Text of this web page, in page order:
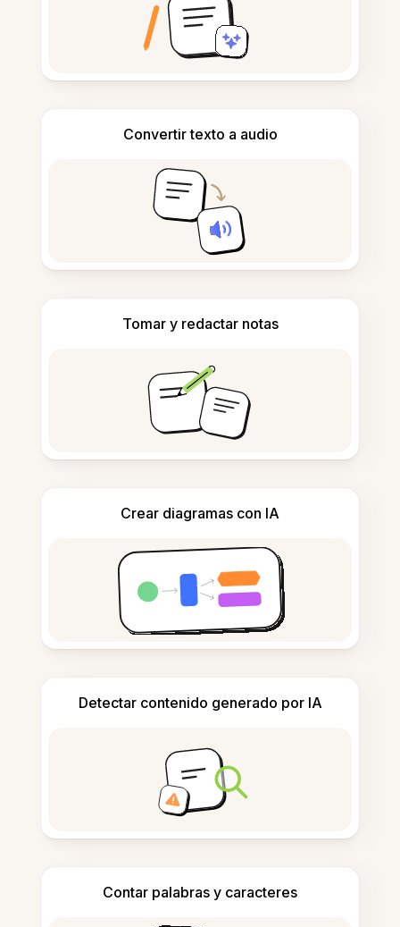
Convertir texto a audio
Tomar y redactar notas
Crear diagramas con IA
Detectar contenido generado por IA
Contar palabras y caracteres